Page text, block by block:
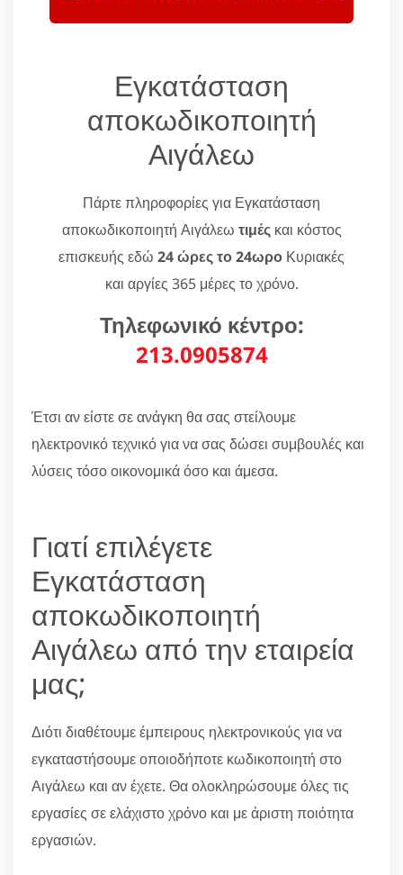
Εγκατάσταση
αποκωδικοποιητή
Αιγάλεω
Πάρτε πληροφορίες για Εγκατάσταση
αποκωδικοποιητή Αιγάλεω τιμέςκαι κόστος
επισκευής εδώ 24 ώρες το 24ωρο Κυριακές
και αργίες 365 μέρες το χρόνο.
Τηλεφωνικό κέντρο:
213.0905874
Έτσι αν είστε σε ανάγκη θα σας στείλουμε
ηλεκτρονικό τεχνικό για να σας δώσει συμβουλές και
λύσεις τόσο οικονομικά όσο και άμεσα.
Γιατί επιλέγετε
Εγκατάσταση
αποκωδικοποιητή
Αιγάλεω από την εταιρεία
μας;
Διότι διαθέτουμε έμπειρους ηλεκτρονικούς για να
εγκαταστήσουμε οποιοδήποτε κωδικοποιητή στο
Αιγάλεω και αν έχετε. Θα ολοκληρώσουμε όλες τις
εργασίες σε ελάχιστο χρόνο και με άριστη ποιότητα
εργασιών.